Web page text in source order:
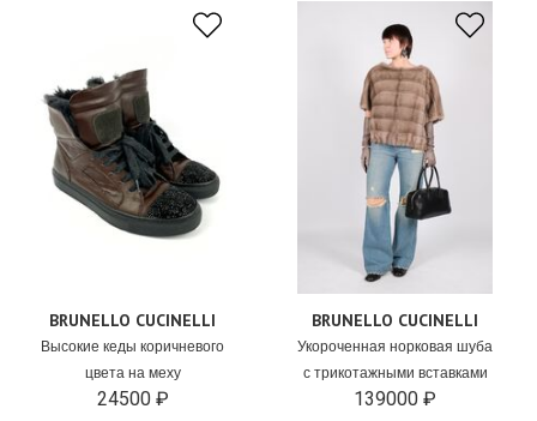
BRUNELLO CUCINELLI
Высокие кеды коричневого
цвета на меху
24500 ₽
BRUNELLO CUCINELLI
Укороченная норковая шуба
с трикотажными вставками
139000 ₽